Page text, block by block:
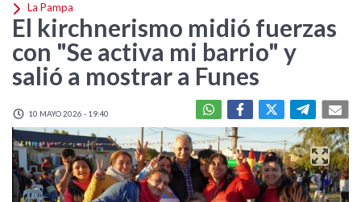
La Pampa
El kirchnerismo midió fuerzas
con "Se activa mi barrio" y
salió a mostrar a Funes
10 MAYO 2026 - 19:40